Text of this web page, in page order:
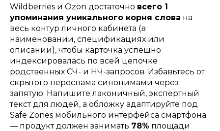
Wildberries и Ozon достаточно всего 1
упоминания уникального корня слова на
весь контур личного кабинета (в
наименовании, спецификациях или
описании), чтобы карточка успешно
индексировалась по всей цепочке
родственных СЧ- и НЧ-запросов. Избавьтесь от
скрытого переспама синонимами через
запятую. Напишите лаконичный, экспертный
текст для людей, а обложку адаптируйте под
Safe Zones мобильного интерфейса смартфона
— продукт должен занимать 78% площади